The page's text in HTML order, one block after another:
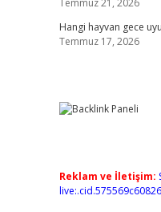
Temmuz 21, 2026
Hangi hayvan gece
Temmuz 17, 2026
Reklam ve İletişim: